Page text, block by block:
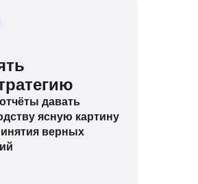
давать
ясную картину
верных